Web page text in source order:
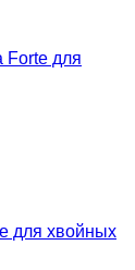
для хвойных